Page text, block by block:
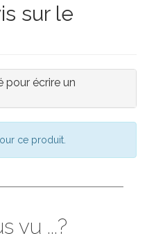
sur le
pour écrire un
ce produit.
vu ...?